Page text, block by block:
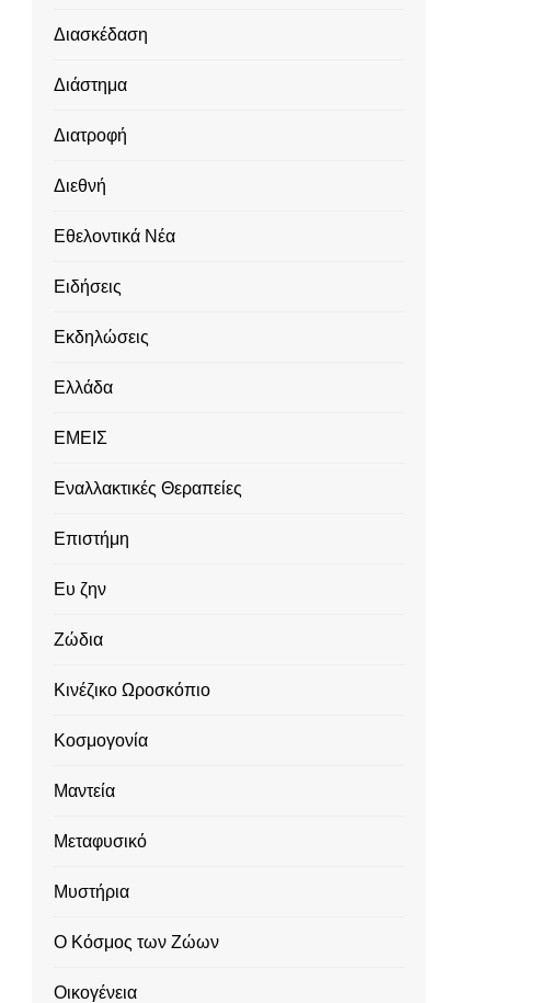
Διασκέδαση
Διάστημα
Διατροφή
Διεθνή
Εθελοντικά Νέα
Ειδήσεις
Εκδηλώσεις
Ελλάδα
ΕΜΕΙΣ
Εναλλακτικές Θεραπείες
Επιστήμη
Ευ ζην
Ζώδια
Κινέζικο Ωροσκόπιο
Κοσμογονία
Μαντεία
Μεταφυσικό
Μυστήρια
Ο Κόσμος των Ζώων
Οικογένεια